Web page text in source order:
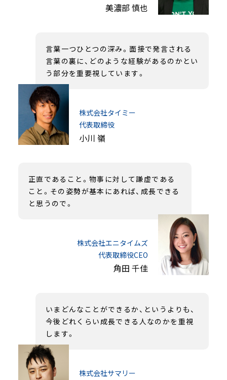
美濃部 慎也
言葉一つひとつの深み。面接で発言される
言葉の裏に、どのような経験があるのかとい
う部分を重要視しています。
株式会社タイミー
代表取締役
小川 嶺
正直であること。物事に対して謙虚である
こと。その姿勢が基本にあれば、成長できる
と思うので。
株式会社エニタイムズ
代表取締役CEO
角田 千佳
いまどんなことができるか、というよりも、
今後どれくらい成長できる人なのかを重視
します。
株式会社サマリー